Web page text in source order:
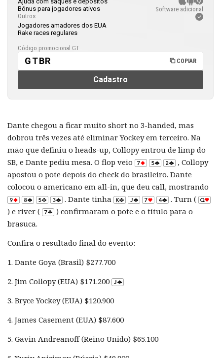
Bônus para jogadores ativos
Outros
Jogadores amadores dos EUA
Rake races regulares
Software adicional
Código promocional GT
GTBR COPIAR
Cadastro
Dante chegou a ficar muito short no 3-handed, mas
dobrou três vezes até eliminar Yockey em terceiro. Na
mão que definiu o heads-up, Collopy entrou de limp do
SB, e Dante pediu mesa. O flop veio
, Collopy
apostou o pote depois do check do brasileiro. Dante
colocou o americano em all-in, que deu call, mostrando
. Dante tinha
. Turn (
) e river (
) confirmaram o pote e o título para o
brasuca.
Confira o resultado final do evento:
1. Dante Goya (Brasil) $277.700
2. Jim Collopy (EUA) $171.200
3. Bryce Yockey (EUA) $120.900
4. James Casement (EUA) $87.600
5. Gavin Andreanoff (Reino Unido) $65.100